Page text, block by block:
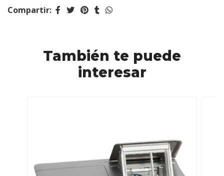
Compartir:
También te puede
interesar